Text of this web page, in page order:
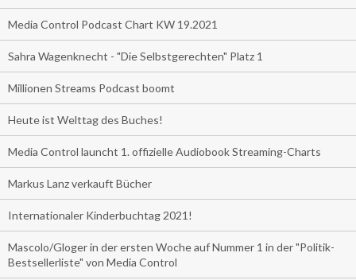
Media Control Podcast Chart KW 19.2021
Sahra Wagenknecht - "Die Selbstgerechten" Platz 1
Millionen Streams Podcast boomt
Heute ist Welttag des Buches!
Media Control launcht 1. offizielle Audiobook Streaming-Charts
Markus Lanz verkauft Bücher
Internationaler Kinderbuchtag 2021!
Mascolo/Gloger in der ersten Woche auf Nummer 1 in der "Politik-
Bestsellerliste" von Media Control